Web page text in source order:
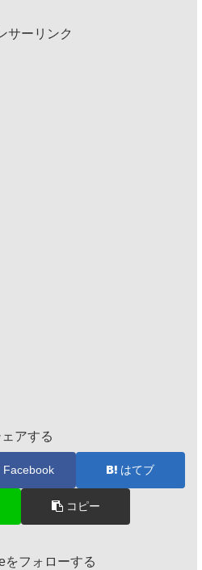
サーリンク
ェアする
Facebook はてブ
コピー
をフォローする